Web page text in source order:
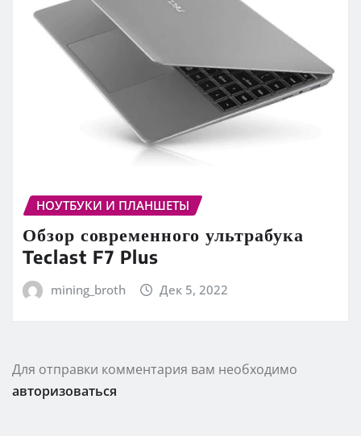
НОУТБУКИ И ПЛАНШЕТЫ
Обзор современного ультрабука
Teclast F7 Plus
mining_broth Дек 5, 2022
Для отправки комментария вам необходимо
авторизоваться